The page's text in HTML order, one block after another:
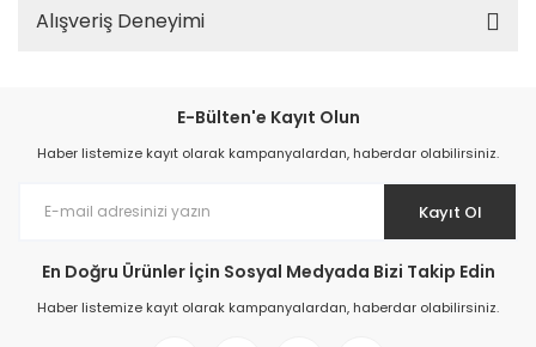
Alışveriş Deneyimi
E-Bülten'e Kayıt Olun
Haber listemize kayıt olarak kampanyalardan, haberdar olabilirsiniz.
Kayıt Ol
En Doğru Ürünler İçin Sosyal Medyada Bizi Takip Edin
Haber listemize kayıt olarak kampanyalardan, haberdar olabilirsiniz.